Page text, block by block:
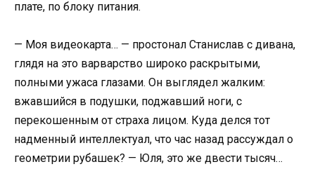
плате, по блоку питания.
— Моя видеокарта… — простонал Станислав с дивана,
глядя на это варварство широко раскрытыми,
полными ужаса глазами. Он выглядел жалким:
вжавшийся в подушки, поджавший ноги, с
перекошенным от страха лицом. Куда делся тот
надменный интеллектуал, что час назад рассуждал о
геометрии рубашек? — Юля, это же двести тысяч…